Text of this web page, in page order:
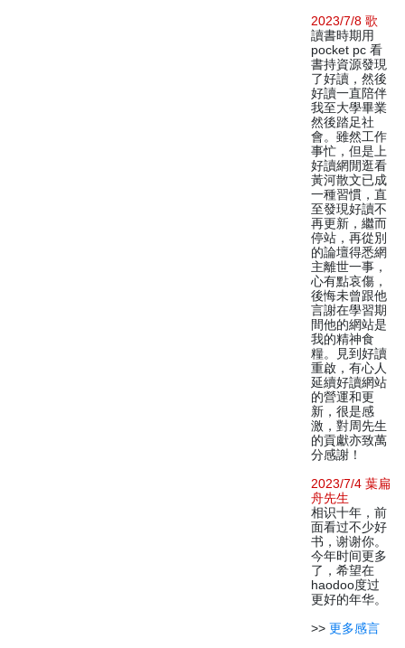
2023/7/8 歌
讀書時期用
pocket pc 看
書持資源發現
了好讀，然後
好讀一直陪伴
我至大學畢業
然後踏足社
會。雖然工作
事忙，但是上
好讀網閒逛看
黃河散文已成
一種習慣，直
至發現好讀不
再更新，繼而
停站，再從別
的論壇得悉網
主離世一事，
心有點哀傷，
後悔未曾跟他
言謝在學習期
間他的網站是
我的精神食
糧。見到好讀
重啟，有心人
延續好讀網站
的營運和更
新，很是感
激，對周先生
的貢獻亦致萬
分感謝！
2023/7/4 葉扁
舟先生
相识十年，前
面看过不少好
书，谢谢你。
今年时间更多
了，希望在
haodoo度过
更好的年华。
>> 更多感言